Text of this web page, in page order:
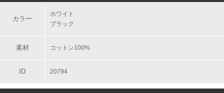
カラー
ホワイト
ブラック
素材 コットン100%
ID 20794